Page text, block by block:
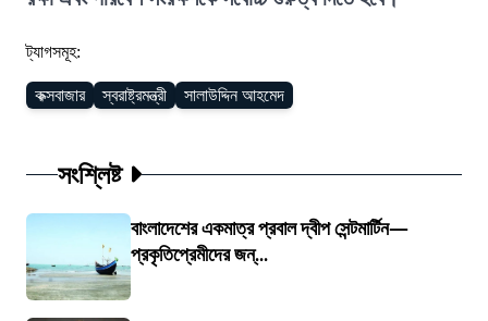
ট্যাগসমূহ:
কক্সবাজার স্বরাষ্ট্রমন্ত্রী সালাউদ্দিন আহমেদ
সংশ্লিষ্ট
বাংলাদেশের একমাত্র প্রবাল দ্বীপ সেন্টমার্টিন—
প্রকৃতিপ্রেমীদের জন্...